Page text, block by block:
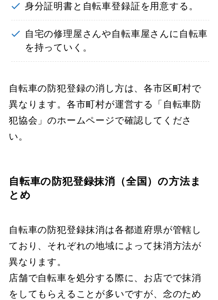
身分証明書と自転車登録証を用意する。
自宅の修理屋さんや自転車屋さんに自転車
を持っていく。
自転車の防犯登録の消し方は、各市区町村で
異なります。各市町村が運営する「自転車防
犯協会」のホームページで確認してくださ
い。
自転車の防犯登録抹消（全国）の方法ま
とめ
自転車の防犯登録抹消は各都道府県が管轄し
ており、それぞれの地域によって抹消方法が
異なります。
店舗で自転車を処分する際に、お店でで抹消
をしてもらえることが多いですが、念のため